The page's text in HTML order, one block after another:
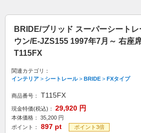
BRIDE/ブリッド スーパーシート
ウン/E-JZS155 1997年7月～ 右座
T115FX
関連カテゴリ：
インテリア > シートレール> BRIDE > FXタイプ
商品番号： T115FX
現金特価(税込)： 29,920 円
本体価格： 35,200 円
ポイント：
897 pt ポイント3倍